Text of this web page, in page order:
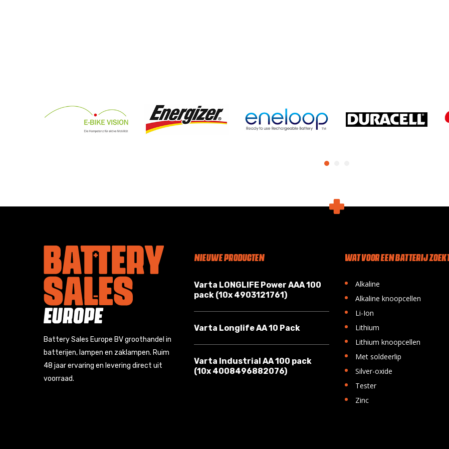
Battery Sales Europe BV groothandel in
batterijen, lampen en zaklampen. Ruim
48 jaar ervaring en levering direct uit
voorraad.
NIEUWE PRODUCTEN
Varta LONGLIFE Power AAA 100
pack (10x 4903121761)
Varta Longlife AA 10 Pack
Varta Industrial AA 100 pack
(10x 4008496882076)
WAT VOOR EEN BATTERIJ
• Alkaline
• Alkaline knoopcellen
• Li-Ion
• Lithium
• Lithium knoopcellen
• Met soldeerlip
• Silver-oxide
• Tester
• Zinc